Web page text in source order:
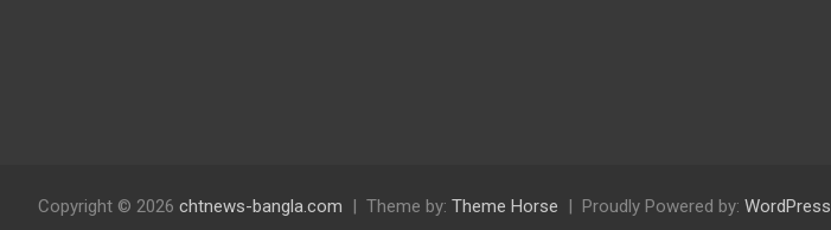
Copyright © 2026 chtnews-bangla.com Theme by: Theme Horse Proudly Powered by: WordPress